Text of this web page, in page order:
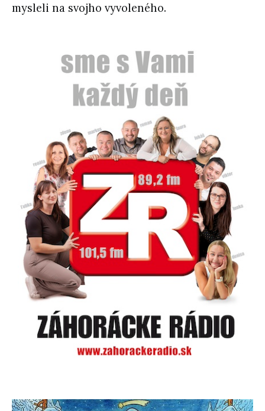
mysleli na svojho vyvoleného.